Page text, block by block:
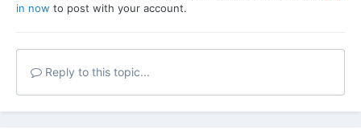
in now to post with your account.
Reply to this topic...